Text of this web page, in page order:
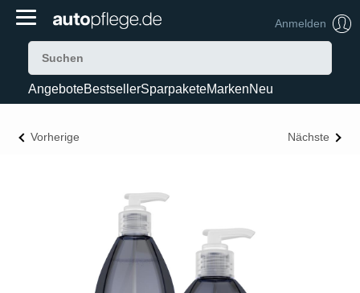
Anmelden
AngeboteBestsellerSparpaketeMarkenNeu
Vorherige Nächste